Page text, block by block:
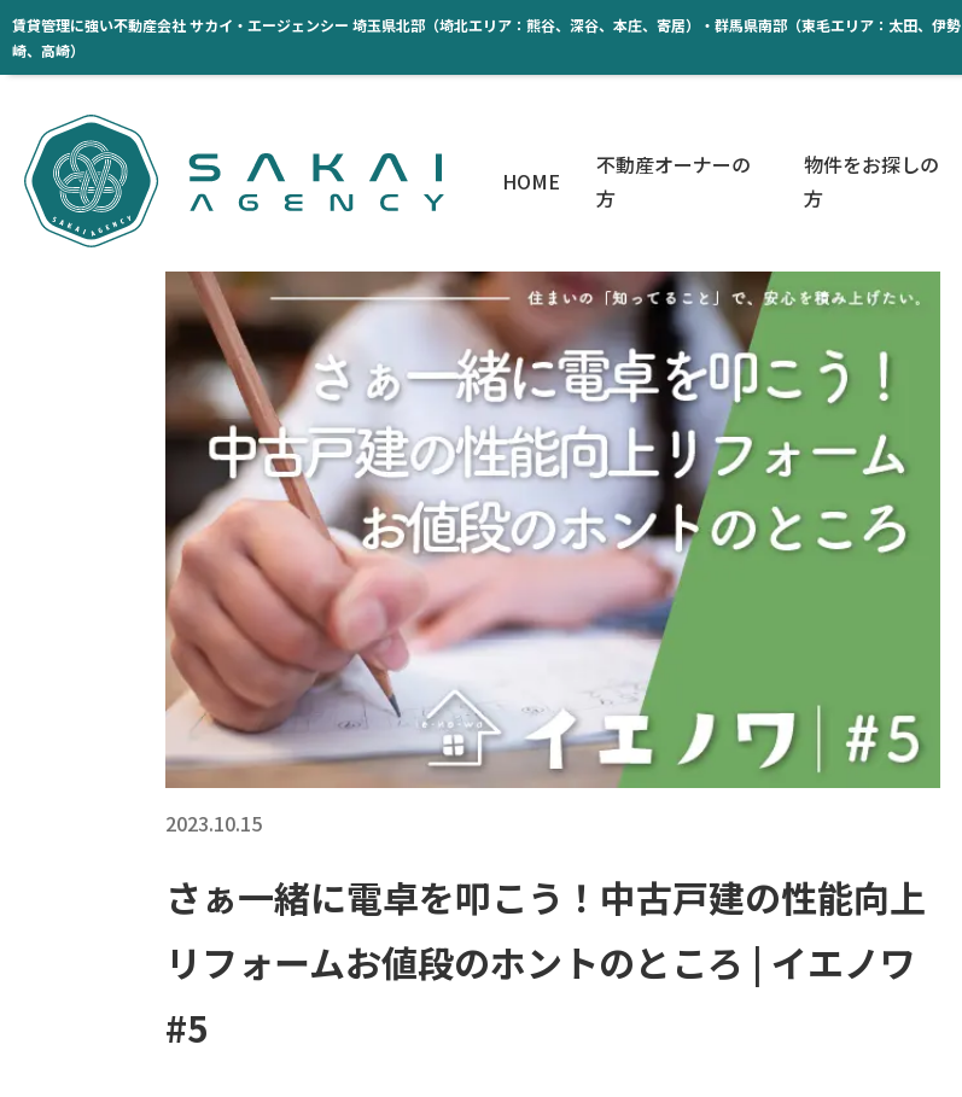
賃貸管理に強い不動産会社 サカイ・エージェンシー 埼玉県北部（埼北エリア：熊谷、深谷、本庄、寄居）・群馬県南部（東毛エリア：太田、伊勢
崎、高崎）
HOME
不動産オーナーの
方
物件をお探しの
方
2023.10.15
さぁ一緒に電卓を叩こう！中古戸建の性能向上
リフォームお値段のホントのところ | イエノワ
#5